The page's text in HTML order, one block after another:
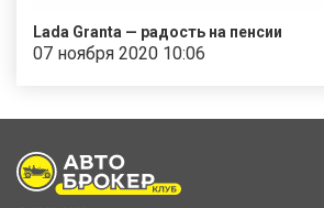
Lada Granta — радость на пенсии
07 ноября 2020 10:06